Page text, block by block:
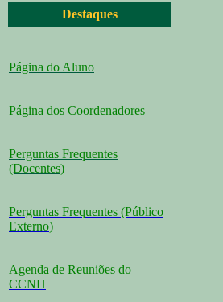
Destaques
Página do Aluno
Página dos Coordenadores
Perguntas Frequentes
(Docentes)
Perguntas Frequentes (Público
Externo)
Agenda de Reuniões do
CCNH